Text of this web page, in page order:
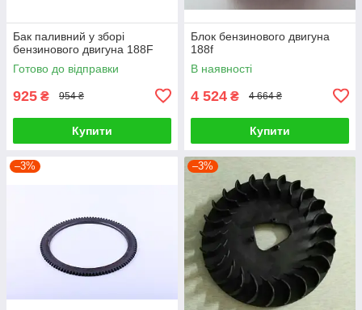
Бак паливний у зборі
бензинового двигуна 188F
Готово до відправки
925 ₴ 954 ₴
Купити
Блок бензинового двигуна
188f
В наявності
4 524 ₴ 4 664 ₴
Купити
–3% –3%